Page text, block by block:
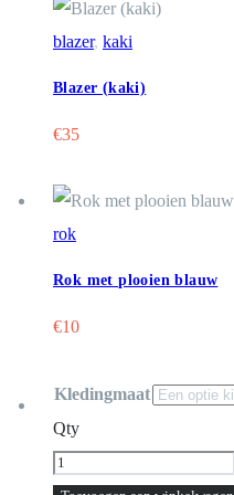
aantal
blazer, kaki
Blazer (kaki)
€35
rok
Rok met plooien blauw
€10
Kledingmaat
Qty
Broek